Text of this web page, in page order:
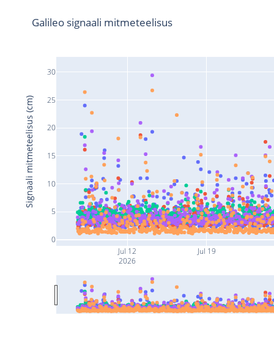
Jul 12
2026
Jul 19
0
5
10
15
20
25
30
Galileo signaali mitmeteelisus
Signaali mitmeteelisus (cm)